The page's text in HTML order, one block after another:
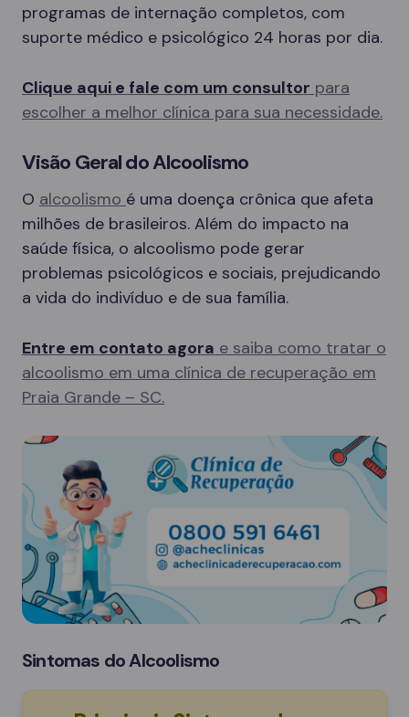
programas de internação completos, com
suporte médico e psicológico 24 horas por dia.
Clique aqui e fale com um consultor para
escolher a melhor clínica para sua necessidade.
Visão Geral do Alcoolismo
O alcoolismo é uma doença crônica que afeta
milhões de brasileiros. Além do impacto na
saúde física, o alcoolismo pode gerar
problemas psicológicos e sociais, prejudicando
a vida do indivíduo e de sua família.
Entre em contato agora e saiba como tratar o
alcoolismo em uma clínica de recuperação em
Praia Grande – SC.
Sintomas do Alcoolismo